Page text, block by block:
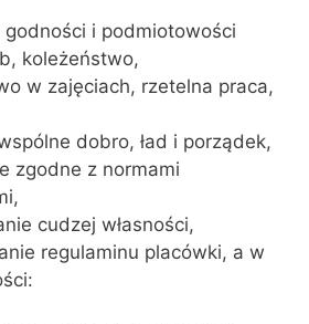
godności i podmiotowości
koleżeństwo,
w zajęciach, rzetelna praca,
dobro, ład i porządek,
zgodne z normami
cudzej własności,
regulaminu placówki, a w